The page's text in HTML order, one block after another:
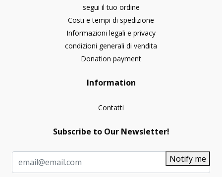
segui il tuo ordine
Costi e tempi di spedizione
Informazioni legali e privacy
condizioni generali di vendita
Donation payment
Information
Contatti
Subscribe to Our Newsletter!
Notify me